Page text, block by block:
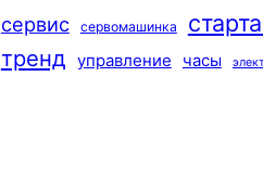
сервис сервомашинка
тренд управление часы